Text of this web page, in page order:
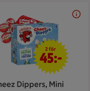
Dippers, Mini
2 för 45 kr
2 för
45:-